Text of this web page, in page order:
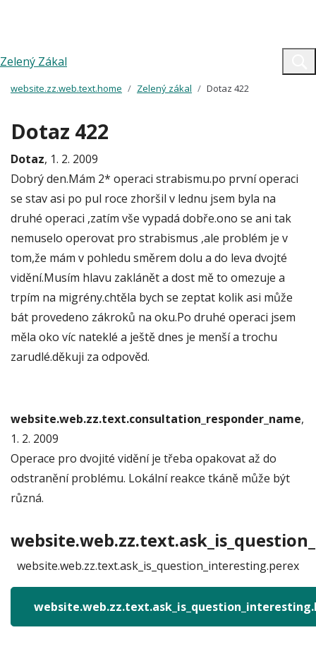
Zelený Zákal
website.zz.web.text.home Zelený zákal Dotaz 422
Dotaz 422
Dotaz, 1. 2. 2009
Dobrý den.Mám 2* operaci strabismu.po první operaci
se stav asi po pul roce zhoršil v lednu jsem byla na
druhé operaci ,zatím vše vypadá dobře.ono se ani tak
nemuselo operovat pro strabismus ,ale problém je v
tom,že mám v pohledu směrem dolu a do leva dvojté
vidění.Musím hlavu zaklánět a dost mě to omezuje a
trpím na migrény.chtěla bych se zeptat kolik asi může
bát provedeno zákroků na oku.Po druhé operaci jsem
měla oko víc nateklé a ještě dnes je menší a trochu
zarudlé.děkuji za odpověd.
website.web.zz.text.consultation_responder_name,
1. 2. 2009
Operace pro dvojité vidění je třeba opakovat až do
odstranění problému. Lokální reakce tkáně může být
různá.
website.web.zz.text.ask_is_question_interesting.perex